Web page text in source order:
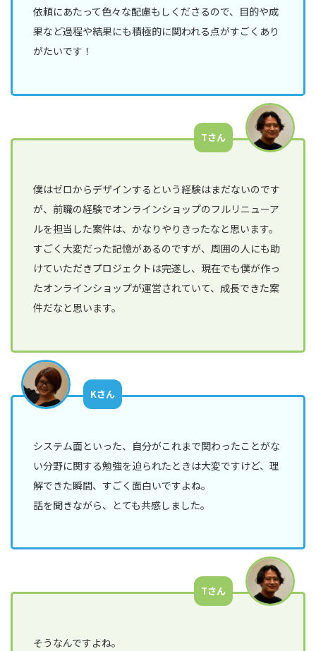
依頼にあたって色々な配慮もしくださるので、目的や成
果など過程や結果にも積極的に関われる点がすごくあり
がたいです！
Tさん
僕はゼロからデザインするという経験はまだないのです
が、前職の経験でオンラインショップのフルリニューア
ルを担当した案件は、かなりやりきったなと思います。
すごく大変だった記憶があるのですが、周囲の人にも助
けていただきプロジェクトは完遂し、現在でも僕が作っ
たオンラインショップが運営されていて、成長できた案
件だなと思います。
Kさん
システム面といった、自分がこれまで関わったことがな
い分野に関する勉強を迫られたときは大変ですけど、理
解できた瞬間、すごく面白いですよね。
話を聞きながら、とても共感しました。
Tさん
そうなんですよね。